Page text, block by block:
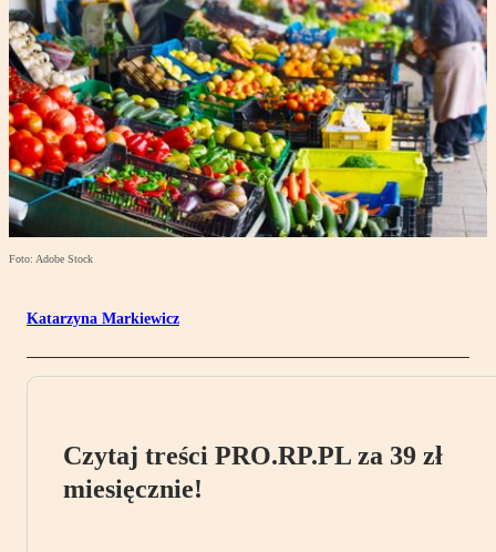
Foto: Adobe Stock
Katarzyna Markiewicz
Czytaj treści PRO.RP.PL za 39 zł
miesięcznie!